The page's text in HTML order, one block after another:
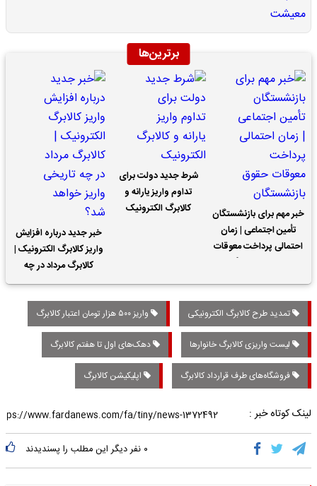
برترین‌ها
خبر مهم برای بازنشستگان
تأمین اجتماعی | زمان
احتمالی پرداخت معوقات
شرط جدید دولت برای
تداوم واریز یارانه و
کالابرگ الکترونیک
خبر جدید درباره افزایش
واریز کالابرگ الکترونیک |
کالابرگ مرداد در چه
تاریخی واریز خواهد شد؟
تمدید طرح کالابرگ الکترونیکی واریز ۵۰۰ هزار تومان اعتبار کالابرگ
لیست واریزی کالابرگ خانوارها دهک‌های اول تا هفتم کالابرگ
فروشگاه‌های طرف قرارداد کالابرگ اپلیکیشن کالابرگ
لینک کوتاه خبر :
۰ نفر دیگر این مطلب را پسندیدند